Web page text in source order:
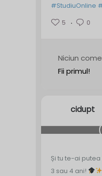
#StudiuOnline
5
0
Niciun
Fii primul!
cidupt
Și tu te-ai
3 sau 4 ani!